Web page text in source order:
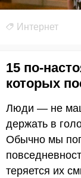
Интернет
15 по-
которых
Люди — не
держать в
Обычно мы
теряется их